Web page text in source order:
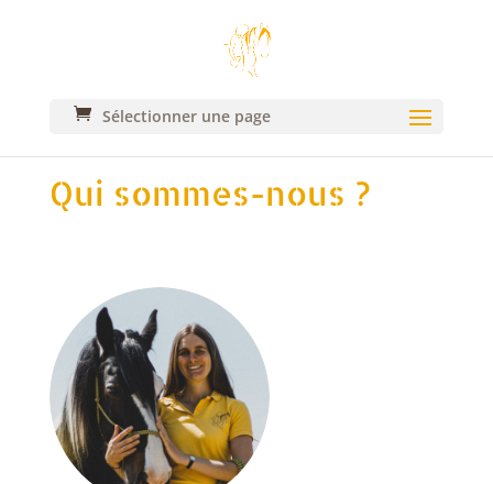
Sélectionner une page
Qui sommes-nous ?